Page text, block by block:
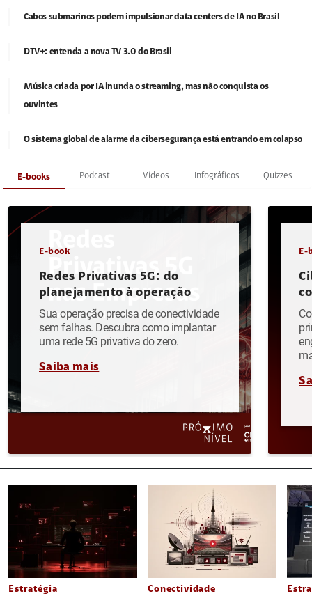
Cabos submarinos podem impulsionar data centers de IA no Brasil
DTV+: entenda a nova TV 3.0 do Brasil
Música criada por IA inunda o streaming, mas não conquista os
ouvintes
O sistema global de alarme da cibersegurança está entrando em colapso
E-books Podcast Vídeos Infográficos Quizzes
E-book
Redes Privativas 5G: do
planejamento à operação
Sua operação precisa de conectividade
sem falhas. Descubra como implantar
uma rede 5G privativa do zero.
Saiba mais
E-
Estratégia Conectividade